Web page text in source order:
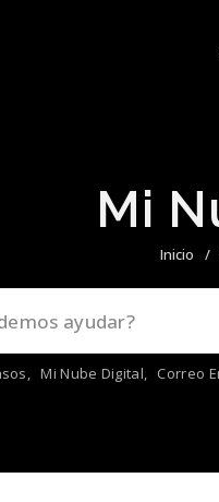
Mi
Inicio /
, Mi Nube Digital, Correo